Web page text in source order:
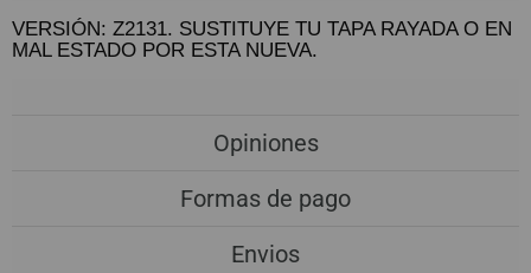
Lunes a Viernes 09:30h a 20:00h
También atendemos Whatsapp
VERSIÓN: Z2131. SUSTITUYE TU TAPA RAYADA O EN
MAL ESTADO POR ESTA NUEVA.
Opiniones
Formas de pago
Envios